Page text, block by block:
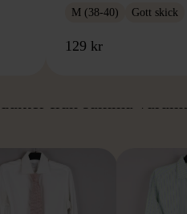
M (38-40) Gott skick
129 kr
från samma